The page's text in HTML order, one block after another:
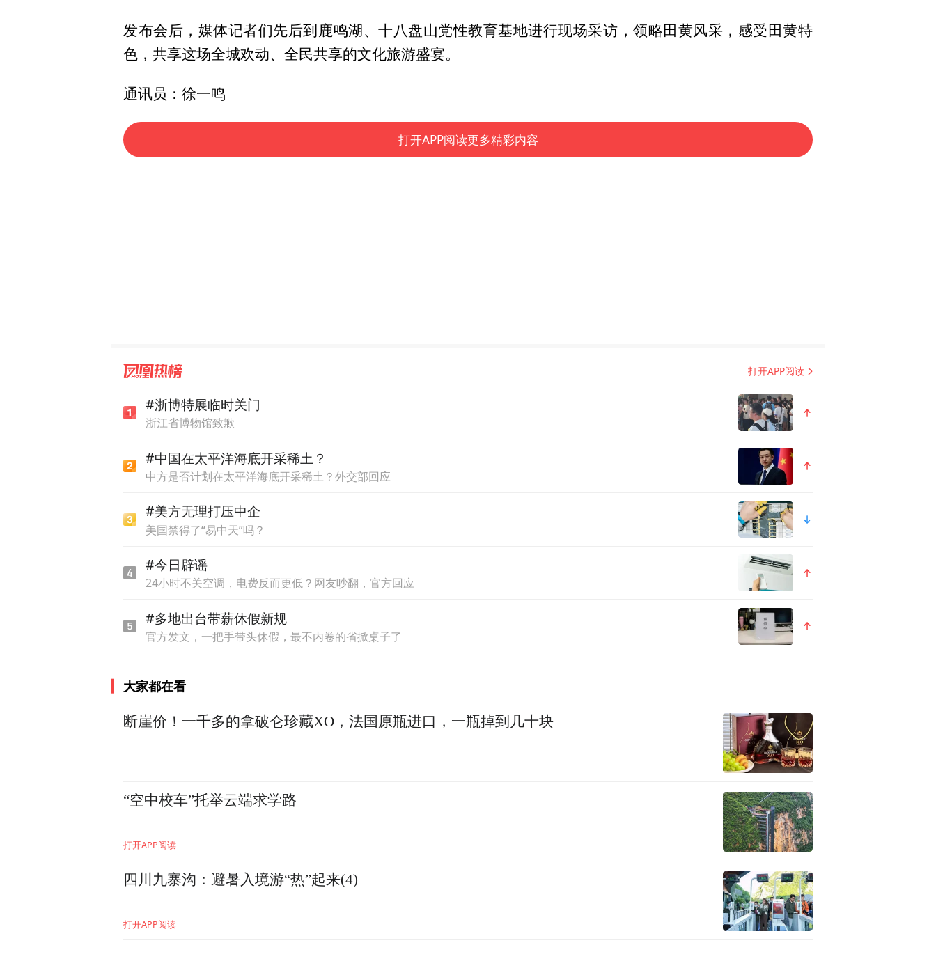
发布会后，媒体记者们先后到鹿鸣湖、十八盘山党性教育基地进行现场采访，领略田黄风采，感受田黄特
色，共享这场全城欢动、全民共享的文化旅游盛宴。
通讯员：徐一鸣
打开APP阅读更多精彩内容
打开APP阅读
#浙博特展临时关门
浙江省博物馆致歉
#中国在太平洋海底开采稀土？
中方是否计划在太平洋海底开采稀土？外交部回应
#美方无理打压中企
美国禁得了“易中天”吗？
#今日辟谣
24小时不关空调，电费反而更低？网友吵翻，官方回应
#多地出台带薪休假新规
官方发文，一把手带头休假，最不内卷的省掀桌子了
大家都在看
断崖价！一千多的拿破仑珍藏XO，法国原瓶进口，一瓶掉到几十块
“空中校车”托举云端求学路
打开APP阅读
四川九寨沟：避暑入境游“热”起来(4)
打开APP阅读